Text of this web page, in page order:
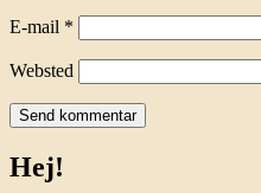
E-mail *
Websted
Hej!